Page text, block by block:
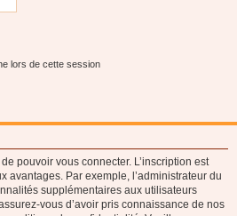
lors de cette session
pouvoir vous connecter. L’inscription est
avantages. Par exemple, l’administrateur du
supplémentaires aux utilisateurs
vous d’avoir pris connaissance de nos